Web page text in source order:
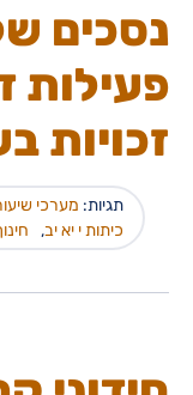
נסכים
פעילות
זכויות
תגיות: מערכי
כיתות י יא יב,